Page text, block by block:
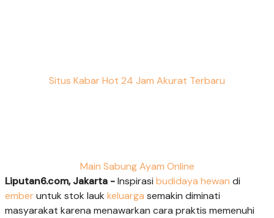
Situs Kabar Hot 24 Jam Akurat Terbaru
Main Sabung Ayam Online
Liputan6.com, Jakarta -Inspirasi budidaya hewan di
emberuntuk stok lauk keluarga semakin diminati
masyarakat karena menawarkan cara praktis memenuhi